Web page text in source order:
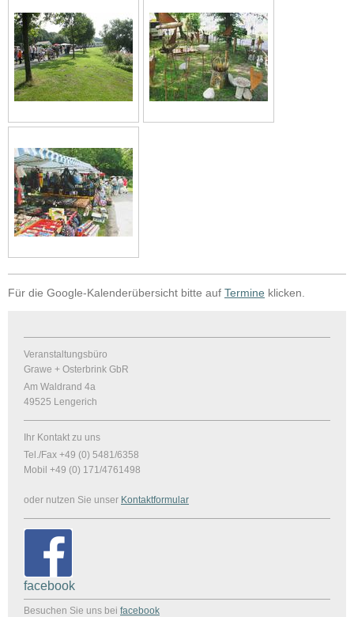
Für die Google-Kalenderübersicht bitte auf Termine klicken.
Veranstaltungsbüro
Grawe + Osterbrink GbR
Am Waldrand 4a
49525 Lengerich
Ihr Kontakt zu uns
Tel./Fax +49 (0) 5481/6358
Mobil +49 (0) 171/4761498
oder nutzen Sie unser Kontaktformular
facebook
Besuchen Sie uns bei facebook